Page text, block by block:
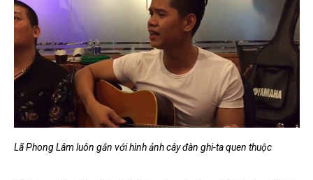
Lã Phong Lâm luôn gắn với hình ảnh cây đàn ghi-ta quen thuộc